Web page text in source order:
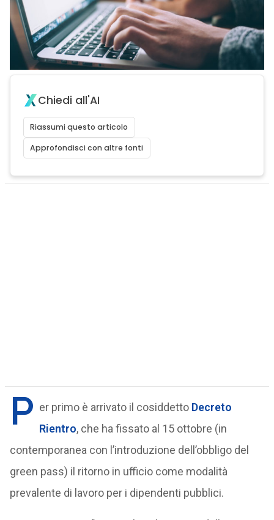
Chiedi all'AI
Riassumi questo articolo
Approfondisci con altre fonti
P er primo è arrivato il cosiddetto Decreto
Rientro, che ha fissato al 15 ottobre (in
contemporanea con l’introduzione dell’obbligo del
green pass) il ritorno in ufficio come modalità
prevalente di lavoro per i dipendenti pubblici.